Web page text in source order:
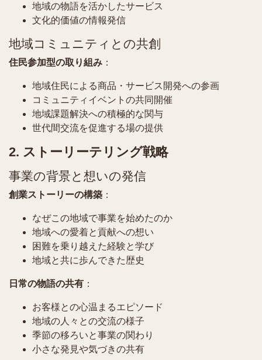
地域の物語を活かしたサービス
文化的価値の情報発信
地域コミュニティとの共創
住民参加型の取り組み ：
地域住民による商品・サービス開発への参画
コミュニティイベントの共同開催
地域課題解決への積極的な関与
世代間交流を促進する場の提供
2. ストーリーテリング戦略
事業の背景と想いの発信
創業ストーリーの構築 ：
なぜこの地域で事業を始めたのか
地域への愛着と貢献への想い
困難を乗り越えた経験と学び
地域と共に歩んできた歴史
日常の物語の共有 ：
お客様との心温まるエピソード
地域の人々との交流の様子
季節の移ろいと事業の関わり
小さな発見や気づきの共有